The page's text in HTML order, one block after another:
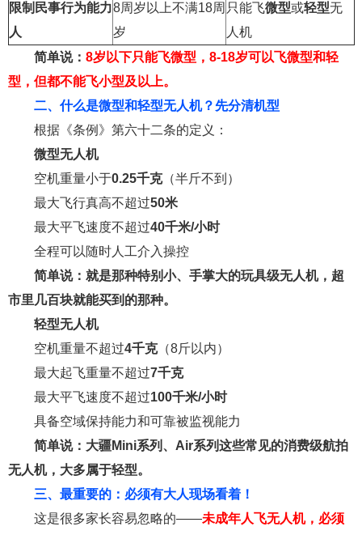
限制民事行为能力
人
8周岁以上不满18周
岁
只能飞微型或轻型无
人机
简单说： 8岁以下只能飞微型，8-18岁可以飞微型和轻
型，但都不能飞小型及以上。
二、什么是微型和轻型无人机？先分清机型
根据《条例》第六十二条的定义：
微型无人机
空机重量小于0.25千克（半斤不到）
最大飞行真高不超过50米
最大平飞速度不超过40千米/小时
全程可以随时人工介入操控
简单说：就是那种特别小、手掌大的玩具级无人机，超
市里几百块就能买到的那种。
轻型无人机
空机重量不超过4千克（8斤以内）
最大起飞重量不超过7千克
最大平飞速度不超过100千米/小时
具备空域保持能力和可靠被监视能力
简单说：大疆Mini系列、Air系列这些常见的消费级航拍
无人机，大多属于轻型。
三、最重要的：必须有大人现场看着！
这是很多家长容易忽略的——未成年人飞无人机，必须